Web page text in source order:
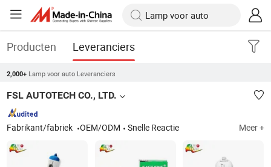
Producten Leveranciers
2,000+ Lamp voor auto Leveranciers
FSL AUTOTECH CO., LTD.
Fabrikant/fabriek OEM/ODM Snelle Reactie Meer +